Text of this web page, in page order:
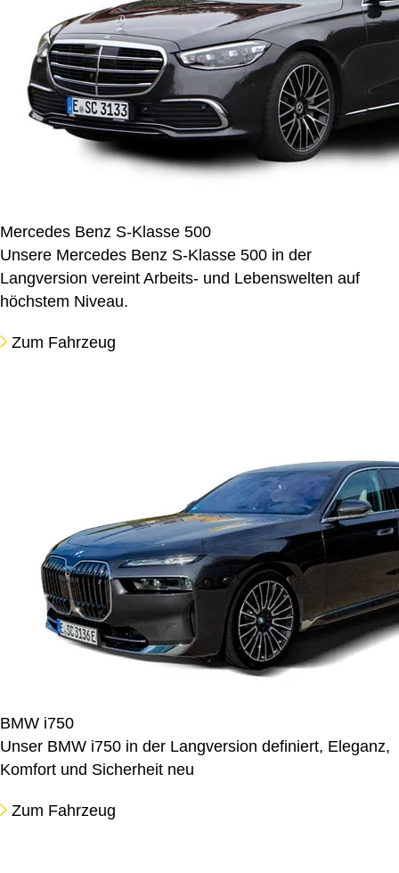
Mercedes Benz S-Klasse 500
Unsere Mercedes Benz S-Klasse 500 in der
Langversion vereint Arbeits- und Lebenswelten auf
höchstem Niveau.
Zum Fahrzeug
BMW i750
Unser BMW i750 in der Langversion definiert, Eleganz,
Komfort und Sicherheit neu
Zum Fahrzeug